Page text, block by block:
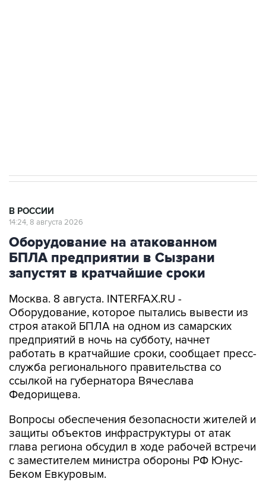
В РОССИИ
14:24, 8 августа 2026
Оборудование на атакованном
БПЛА предприятии в Сызрани
запустят в кратчайшие сроки
Москва. 8 августа. INTERFAX.RU -
Оборудование, которое пытались вывести из
строя атакой БПЛА на одном из самарских
предприятий в ночь на субботу, начнет
работать в кратчайшие сроки, сообщает пресс-
служба регионального правительства со
ссылкой на губернатора Вячеслава
Федорищева.
Вопросы обеспечения безопасности жителей и
защиты объектов инфраструктуры от атак
глава региона обсудил в ходе рабочей встречи
с заместителем министра обороны РФ Юнус-
Беком Евкуровым.